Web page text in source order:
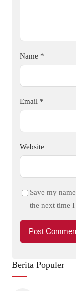
Name *
Email *
Website
Save my
the next time
Berita Populer